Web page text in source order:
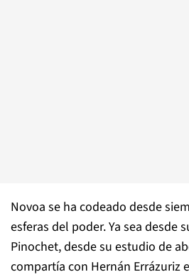
Novoa se ha codeado desde
esferas del poder. Ya sea desde
Pinochet, desde su estudio de
compartía con Hernán Errázuriz